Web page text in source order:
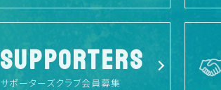
SUPPORTERS
サポーターズクラブ会員募集